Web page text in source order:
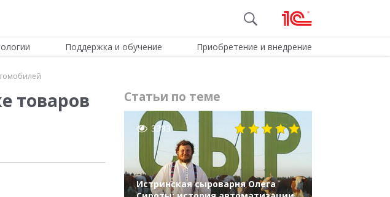
Поддержка и обучение Приобретение и внедрение
товаров
Статьи по теме
3383
Истринская сыроварня Олега